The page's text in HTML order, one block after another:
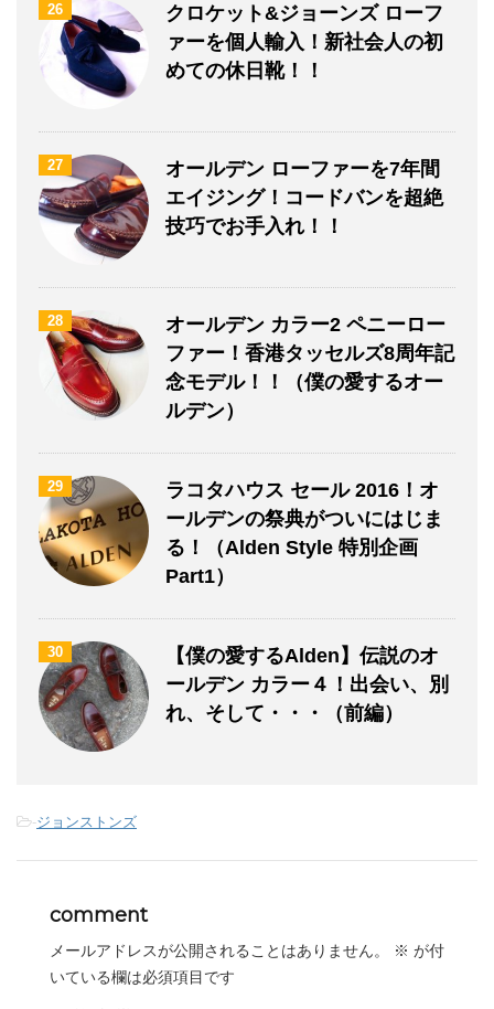
26
クロケット&ジョーンズ ローフ
ァーを個人輸入！新社会人の初
めての休日靴！！
27
オールデン ローファーを7年間
エイジング！コードバンを超絶
技巧でお手入れ！！
28
オールデン カラー2 ペニーロー
ファー！香港タッセルズ8周年記
念モデル！！（僕の愛するオー
ルデン）
29
ラコタハウス セール 2016！オ
ールデンの祭典がついにはじま
る！（Alden Style 特別企画
Part1）
30
【僕の愛するAlden】伝説のオ
ールデン カラー４！出会い、別
れ、そして・・・（前編）
-ジョンストンズ
comment
メールアドレスが公開されることはありません。 ※ が付
いている欄は必須項目です